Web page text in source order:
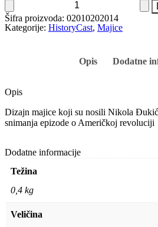
majica
Američka
revolucija
Šifra proizvoda: 02010202014
Kategorije: HistoryCast, Majice
Opis Dodatne
Opis
Dizajn majice koji su nosili Nikola
snimanja epizode o Američkoj revoluciji
Dodatne informacije
Težina
0,4 kg
Veličina